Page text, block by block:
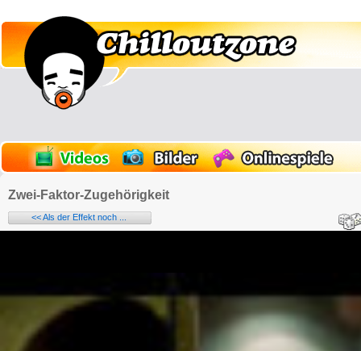
Zwei-Faktor-Zugehörigkeit
<< Als der Effekt noch ...